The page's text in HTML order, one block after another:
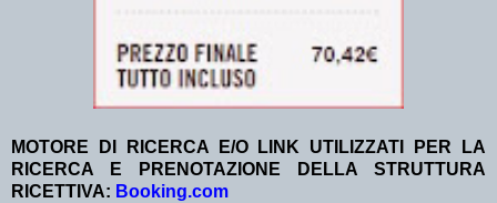
MOTORE DI RICERCA E/O LINK UTILIZZATI PER LA
RICERCA E PRENOTAZIONE DELLA STRUTTURA
RICETTIVA: Booking.com